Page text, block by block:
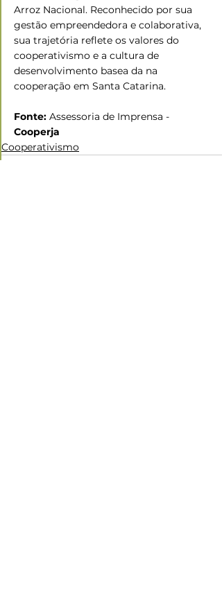
Arroz Nacional. Reconhecido por sua
gestão empreendedora e colaborativa,
sua trajetória reflete os valores do
cooperativismo e a cultura de
desenvolvimento basea da na
cooperação em Santa Catarina.
Fonte: Assessoria de Imprensa -
Cooperja
Cooperativismo